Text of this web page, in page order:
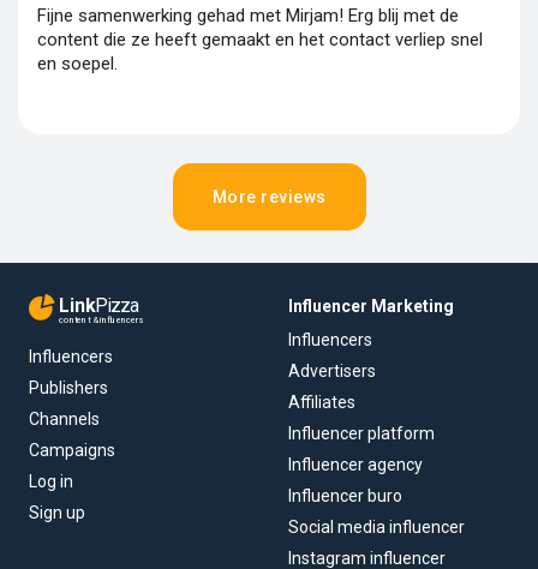
Fijne samenwerking gehad met Mirjam! Erg blij met de
content die ze heeft gemaakt en het contact verliep snel
en soepel.
More reviews
LinkPizza
content & influencers
Influencers
Publishers
Channels
Campaigns
Log in
Sign up
Influencer Marketing
Influencers
Advertisers
Affiliates
Influencer platform
Influencer agency
Influencer buro
Social media influencer
Instagram influencer